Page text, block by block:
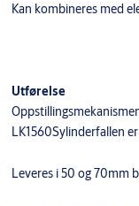
Kan kombineres med
Utførelse
LK1560Sylinderfallen
Leveres i 50 og 70mm